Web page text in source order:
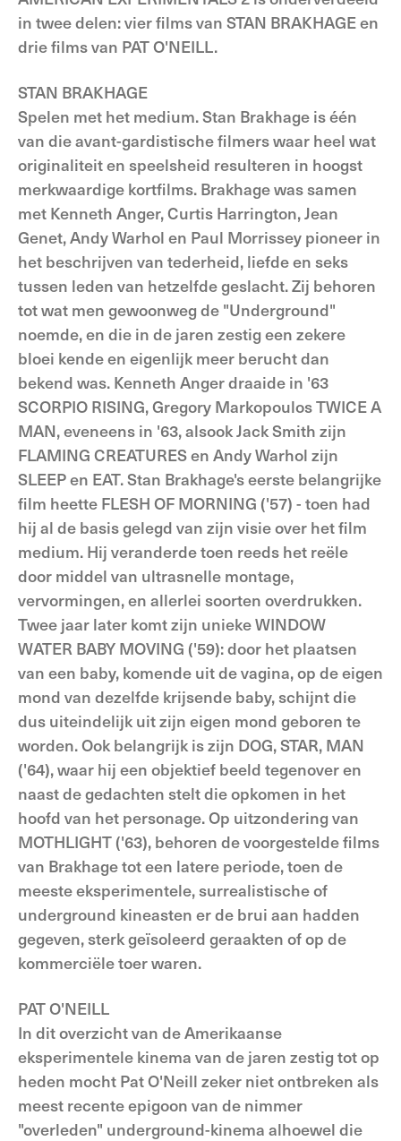
in twee delen: vier films van STAN BRAKHAGE en
drie films van PAT O'NEILL.
STAN BRAKHAGE
Spelen met het medium. Stan Brakhage is één
van die avant-gardistische filmers waar heel wat
originaliteit en speelsheid resulteren in hoogst
merkwaardige kortfilms. Brakhage was samen
met Kenneth Anger, Curtis Harrington, Jean
Genet, Andy Warhol en Paul Morrissey pioneer in
het beschrijven van tederheid, liefde en seks
tussen leden van hetzelfde geslacht. Zij behoren
tot wat men gewoonweg de "Underground"
noemde, en die in de jaren zestig een zekere
bloei kende en eigenlijk meer berucht dan
bekend was. Kenneth Anger draaide in '63
SCORPIO RISING, Gregory Markopoulos TWICE A
MAN, eveneens in '63, alsook Jack Smith zijn
FLAMING CREATURES en Andy Warhol zijn
SLEEP en EAT. Stan Brakhage's eerste belangrijke
film heette FLESH OF MORNING ('57) - toen had
hij al de basis gelegd van zijn visie over het film
medium. Hij veranderde toen reeds het reële
door middel van ultrasnelle montage,
vervormingen, en allerlei soorten overdrukken.
Twee jaar later komt zijn unieke WINDOW
WATER BABY MOVING ('59): door het plaatsen
van een baby, komende uit de vagina, op de eigen
mond van dezelfde krijsende baby, schijnt die
dus uiteindelijk uit zijn eigen mond geboren te
worden. Ook belangrijk is zijn DOG, STAR, MAN
('64), waar hij een objektief beeld tegenover en
naast de gedachten stelt die opkomen in het
hoofd van het personage. Op uitzondering van
MOTHLIGHT ('63), behoren de voorgestelde films
van Brakhage tot een latere periode, toen de
meeste eksperimentele, surrealistische of
underground kineasten er de brui aan hadden
gegeven, sterk geïsoleerd geraakten of op de
kommerciële toer waren.
PAT O'NEILL
In dit overzicht van de Amerikaanse
eksperimentele kinema van de jaren zestig tot op
heden mocht Pat O'Neill zeker niet ontbreken als
meest recente epigoon van de nimmer
"overleden" underground-kinema alhoewel die